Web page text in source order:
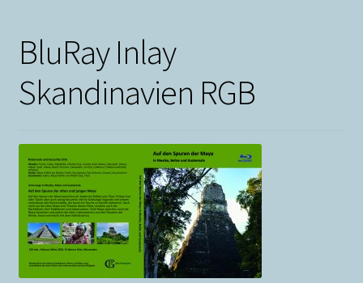
Cookie Policy
Cookie-Richtlinie / Cookie policy
Datenschutz
Der Shop wird derzeit überarbeitet
BluRay Inlay
Skandinavien RGB